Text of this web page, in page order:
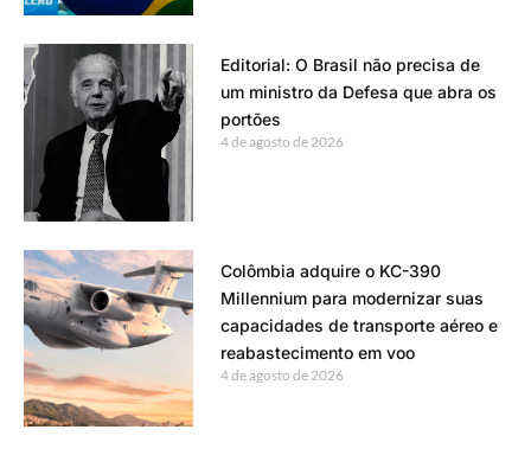
Editorial: O Brasil não precisa de
um ministro da Defesa que abra os
portões
4 de agosto de 2026
Colômbia adquire o KC-390
Millennium para modernizar suas
capacidades de transporte aéreo e
reabastecimento em voo
4 de agosto de 2026